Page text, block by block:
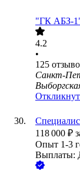
"ГК АБЗ-
4.2
•
125
Санкт-
118 000 ₽
Опыт 1-3
Выплаты: